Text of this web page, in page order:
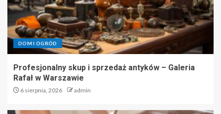
DOM I OGRÓD
Profesjonalny skup i sprzedaż antyków – Galeria
Rafał w Warszawie
6 sierpnia, 2026 admin